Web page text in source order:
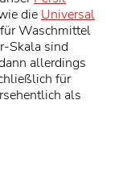
die Universal
Waschmittel
Skala sind
allerdings
für
als